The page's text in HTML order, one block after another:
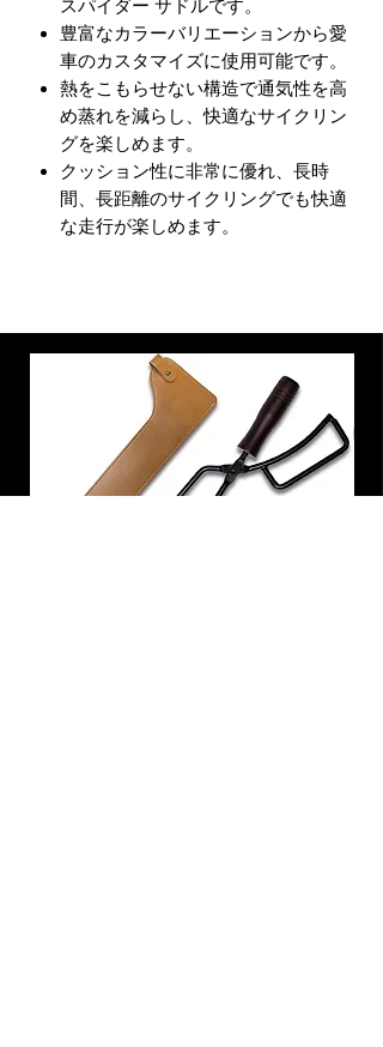
スパイダー サドルです。
豊富なカラーバリエーションから愛
車のカスタマイズに使用可能です。
熱をこもらせない構造で通気性を高
め蒸れを減らし、快適なサイクリン
グを楽しめます。
クッション性に非常に優れ、長時
間、長距離のサイクリングでも快適
な走行が楽しめます。